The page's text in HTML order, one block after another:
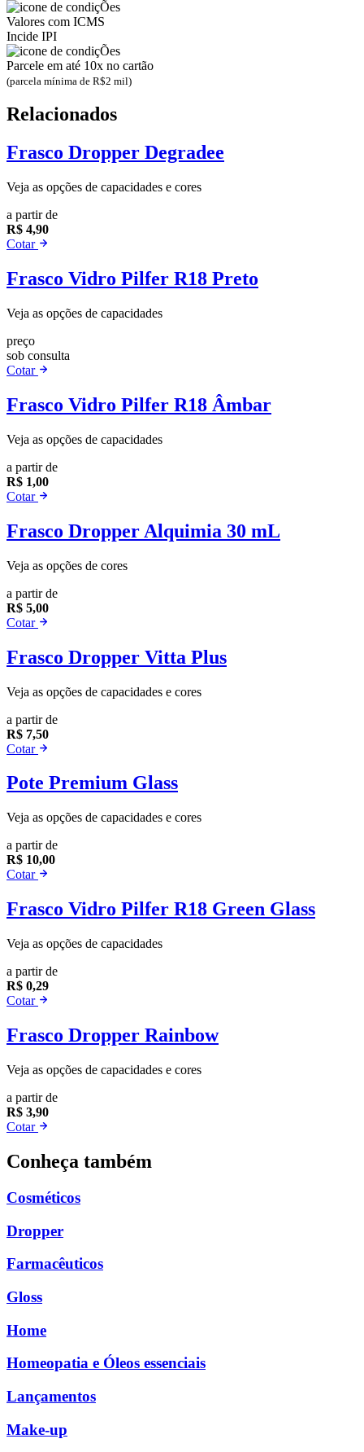
Valores com ICMS
Incide IPI
Parcele em até 10x no cartão
(parcela mínima de R$2 mil)
Relacionados
Frasco Dropper Degradee
Veja as opções de capacidades e cores
a partir de
R$ 4,90
Cotar
Frasco Vidro Pilfer R18 Preto
Veja as opções de capacidades
preço
sob consulta
Cotar
Frasco Vidro Pilfer R18 Âmbar
Veja as opções de capacidades
a partir de
R$ 1,00
Cotar
Frasco Dropper Alquimia 30 mL
Veja as opções de cores
a partir de
R$ 5,00
Cotar
Frasco Dropper Vitta Plus
Veja as opções de capacidades e cores
a partir de
R$ 7,50
Cotar
Pote Premium Glass
Veja as opções de capacidades e cores
a partir de
R$ 10,00
Cotar
Frasco Vidro Pilfer R18 Green Glass
Veja as opções de capacidades
a partir de
R$ 0,29
Cotar
Frasco Dropper Rainbow
Veja as opções de capacidades e cores
a partir de
R$ 3,90
Cotar
Conheça também
Cosméticos
Dropper
Farmacêuticos
Gloss
Home
Homeopatia e Óleos essenciais
Lançamentos
Make-up